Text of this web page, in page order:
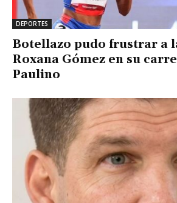
DEPORTES
Botellazo pudo frustrar a
Roxana Gómez en su
Paulino